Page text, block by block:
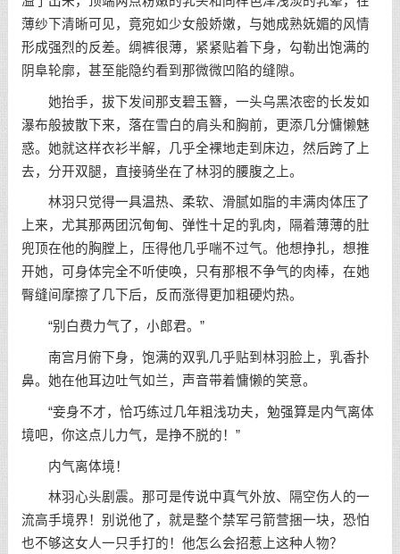
薄纱下清晰可见，竟宛如少女般娇嫩，与她成熟妩媚的风情
形成强烈的反差。绸裤很薄，紧紧贴着下身，勾勒出饱满的
阴阜轮廓，甚至能隐约看到那微微凹陷的缝隙。
她抬手，拔下发间那支碧玉簪，一头乌黑浓密的长发如
瀑布般披散下来，落在雪白的肩头和胸前，更添几分慵懒魅
惑。她就这样衣衫半解，几乎全裸地走到床边，然后跨了上
去，分开双腿，直接骑坐在了林羽的腰腹之上。
林羽只觉得一具温热、柔软、滑腻如脂的丰满肉体压了
上来，尤其那两团沉甸甸、弹性十足的乳肉，隔着薄薄的肚
兜顶在他的胸膛上，压得他几乎喘不过气。他想挣扎，想推
开她，可身体完全不听使唤，只有那根不争气的肉棒，在她
臀缝间摩擦了几下后，反而涨得更加粗硬灼热。
“别白费力气了，小郎君。”
南宫月俯下身，饱满的双乳几乎贴到林羽脸上，乳香扑
鼻。她在他耳边吐气如兰，声音带着慵懒的笑意。
“妾身不才，恰巧练过几年粗浅功夫，勉强算是内气离体
境吧，你这点儿力气，是挣不脱的！”
内气离体境！
林羽心头剧震。那可是传说中真气外放、隔空伤人的一
流高手境界！别说他了，就是整个禁军弓箭营捆一块，恐怕
也不够这女人一只手打的！他怎么会招惹上这种人物？